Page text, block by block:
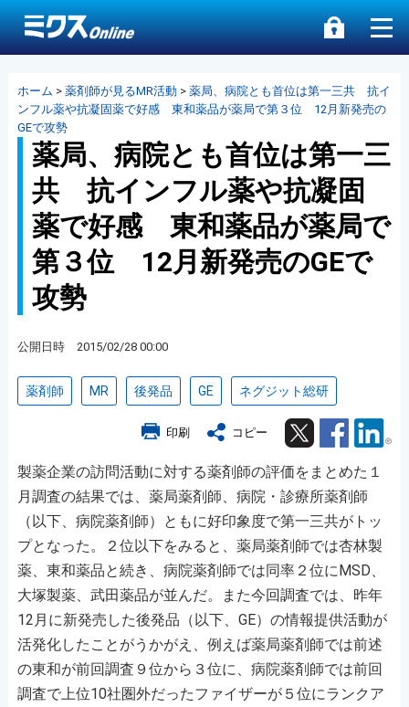
ホーム > 薬剤師が見るMR活動> 薬局、病院とも首位は第一三共 抗イ
ンフル薬や抗凝固薬で好感 東和薬品が薬局で第３位 12月新発売の
GEで攻勢
薬局、病院とも首位は第一三
共 抗インフル薬や抗凝固
薬で好感 東和薬品が薬局で
第３位 12月新発売のGEで
攻勢
公開日時 2015/02/28 00:00
薬剤師 MR 後発品 GE ネグジット総研
印刷 コピー Twitter Facebook
製薬企業の訪問活動に対する薬剤師の評価をまとめた１
月調査の結果では、薬局薬剤師、病院・診療所薬剤師
（以下、病院薬剤師）ともに好印象度で第一三共がトッ
プとなった。２位以下をみると、薬局薬剤師では杏林製
薬、東和薬品と続き、病院薬剤師では同率２位にMSD、
大塚製薬、武田薬品が並んだ。また今回調査では、昨年
12月に新発売した後発品（以下、GE）の情報提供活動が
活発化したことがうかがえ、例えば薬局薬剤師では前述
の東和が前回調査９位から３位に、病院薬剤師では前回
調査で上位10社圏外だったファイザーが５位にランクア